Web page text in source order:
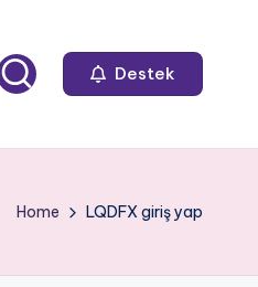
Destek
Home LQDFX giriş yap